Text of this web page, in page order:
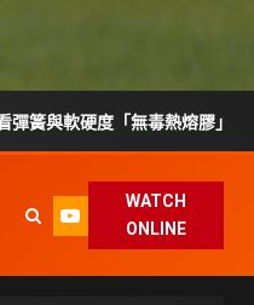
「無毒熱熔膠」製程升級搶攻健
WATCH
ONLINE